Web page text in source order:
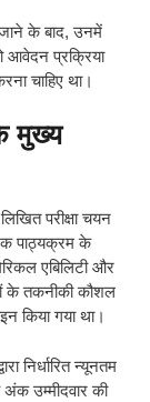
जाने के बाद, उनमें
आवेदन प्रक्रिया
चाहिए था।
मुख्य
परीक्षा चयन
एक पाठ्यक्रम के
एबिलिटी और
के तकनीकी कौशल
किया गया था।
निर्धारित न्यूनतम
उम्मीदवार की